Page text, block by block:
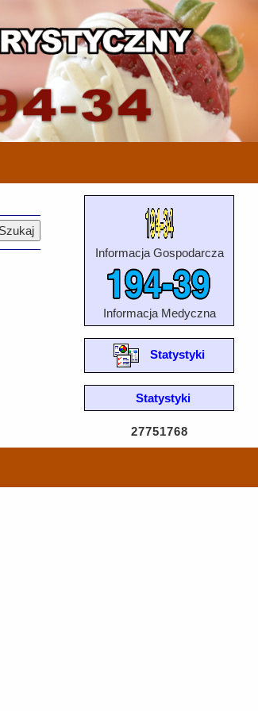
Informacja Gospodarcza
Informacja Medyczna
Statystyki
Statystyki
27751768